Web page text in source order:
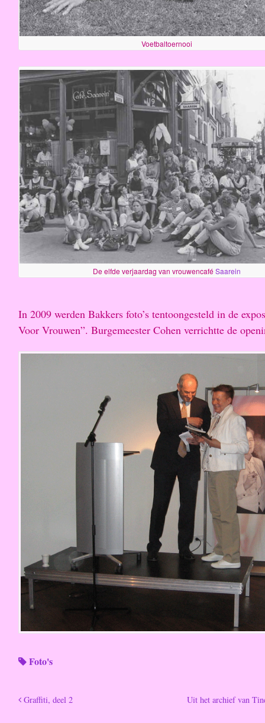
Voetbaltoernooi
De elfde verjaardag van vrouwencaféSaarein
In 2009 werden Bakkers foto’s tentoongesteld in de
Voor Vrouwen”. Burgemeester Cohen verrichtte de
Foto's
Graffiti, deel 2 Uit het archief van